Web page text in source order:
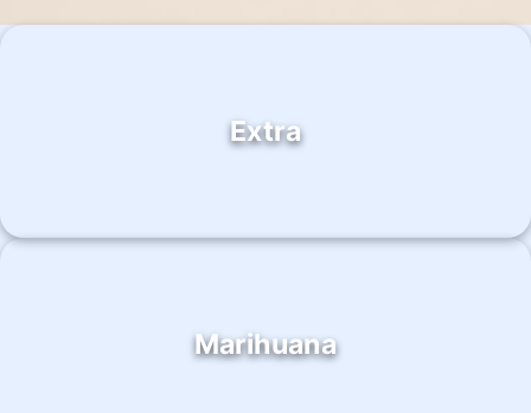
Extra
Marihuana